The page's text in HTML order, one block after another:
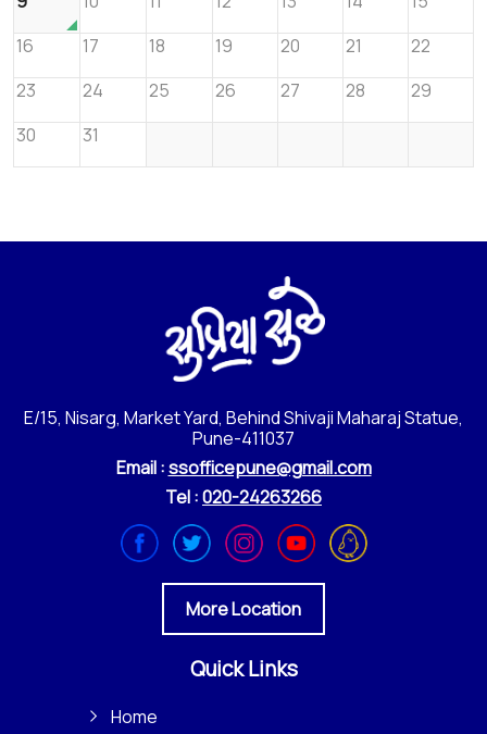
16
17 18 19 20 21
22
23
24 25 26 27 28
29
30
31
E/15, Nisarg, Market Yard, Behind Shivaji Maharaj Statue,
Pune-411037
Email :ssofficepune@gmail.com
Tel :020-24263266
More Location
Quick Links
Home